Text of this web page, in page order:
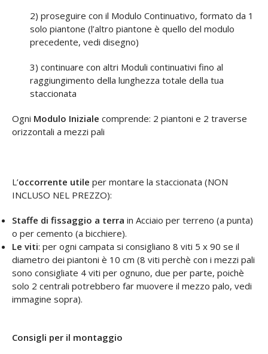
2) proseguire con il Modulo Continuativo, formato da 1
solo piantone (l’altro piantone è quello del modulo
precedente, vedi disegno)
3) continuare con altri Moduli continuativi fino al
raggiungimento della lunghezza totale della tua
staccionata
Ogni Modulo Iniziale comprende: 2 piantoni e 2 traverse
orizzontali a mezzi pali
L’occorrente utile per montare la staccionata (NON
INCLUSO NEL PREZZO):
Staffe di fissaggio a terra in Acciaio per terreno (a punta)
o per cemento (a bicchiere).
Le viti: per ogni campata si consigliano 8 viti 5 x 90 se il
diametro dei piantoni è 10 cm (8 viti perchè con i mezzi pali
sono consigliate 4 viti per ognuno, due per parte, poichè
solo 2 centrali potrebbero far muovere il mezzo palo, vedi
immagine sopra).
Consigli per il montaggio